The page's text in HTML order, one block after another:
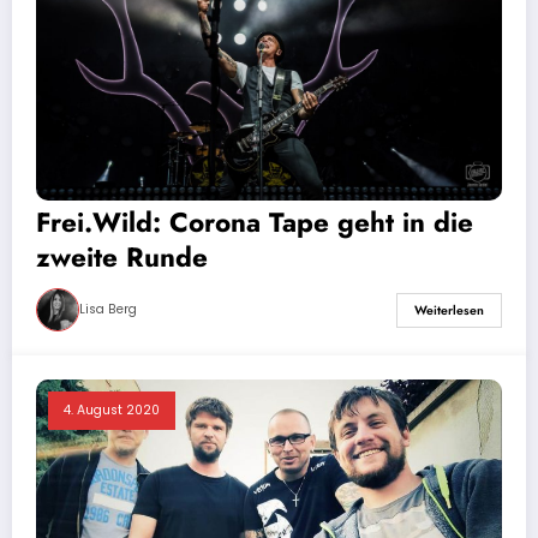
Frei.Wild: Corona Tape geht in die
zweite Runde
Lisa Berg Weiterlesen
4. August 2020